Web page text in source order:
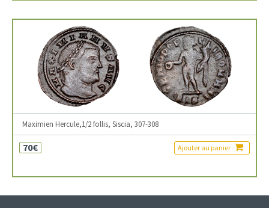
Maximien Hercule,1/2 follis, Siscia, 307-308
70€ Ajouter au panier